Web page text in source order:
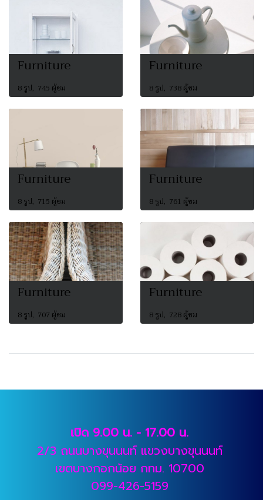
Furniture
8 รูป, 745 ผู้ชม
Furniture
8 รูป, 738 ผู้ชม
Furniture
8 รูป, 715 ผู้ชม
Furniture
8 รูป, 761 ผู้ชม
Furniture
8 รูป, 707 ผู้ชม
Furniture
8 รูป, 728 ผู้ชม
เปิด 9.00 น. - 17.00 น.
2/3 ถนนบางขุนนนท์ แขวงบางขุนนนท์
เขตบางกอกน้อย กทม. 10700
099-426-5159